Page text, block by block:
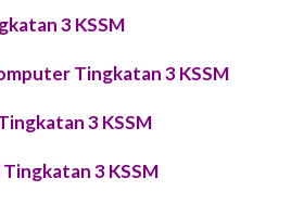
3 KSSM
Tingkatan 3 KSSM
3 KSSM
Tingkatan 3 KSSM